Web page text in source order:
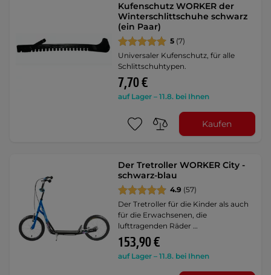
Kufenschutz WORKER der
Winterschlittschuhe schwarz
(ein Paar)
5 (7)
Universaler Kufenschutz, für alle
Schlittschuhtypen.
7,70 €
auf Lager – 11.8. bei Ihnen
Kaufen
Der Tretroller WORKER City -
schwarz-blau
4.9 (57)
Der Tretroller für die Kinder als auch
für die Erwachsenen, die
lufttragenden Räder …
153,90 €
auf Lager – 11.8. bei Ihnen